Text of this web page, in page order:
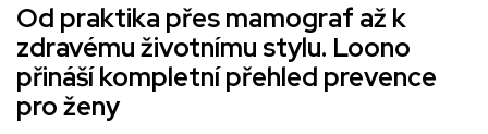
Od praktika přes mamograf až k
zdravému životnímu stylu. Loono
přináší kompletní přehled prevence
pro ženy